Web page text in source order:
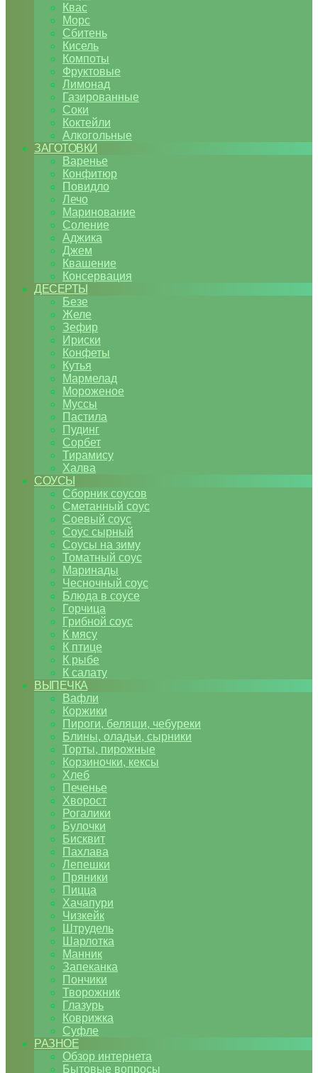
Квас
Морс
Сбитень
Кисель
Компоты
Фруктовые
Лимонад
Газированные
Соки
Коктейли
Алкогольные
ЗАГОТОВКИ
Варенье
Конфитюр
Повидло
Лечо
Маринование
Соление
Аджика
Джем
Квашение
Консервация
ДЕСЕРТЫ
Безе
Желе
Зефир
Ириски
Конфеты
Кутья
Мармелад
Мороженое
Муссы
Пастила
Пудинг
Сорбет
Тирамису
Халва
СОУСЫ
Сборник соусов
Сметанный соус
Соевый соус
Соус сырный
Соусы на зиму
Томатный соус
Маринады
Чесночный соус
Блюда в соусе
Горчица
Грибной соус
К мясу
К птице
К рыбе
К салату
ВЫПЕЧКА
Вафли
Коржики
Пироги, беляши, чебуреки
Блины, оладьи, сырники
Торты, пирожные
Корзиночки, кексы
Хлеб
Печенье
Хворост
Рогалики
Булочки
Бисквит
Пахлава
Лепешки
Пряники
Пицца
Хачапури
Чизкейк
Штрудель
Шарлотка
Манник
Запеканка
Пончики
Творожник
Глазурь
Коврижка
Суфле
РАЗНОЕ
Обзор интернета
Бытовые вопросы